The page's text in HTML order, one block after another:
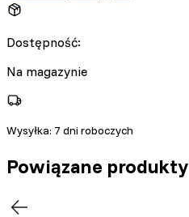
Dostępność:
Na magazynie
Wysyłka: 7 dni roboczych
Powiązane produkty